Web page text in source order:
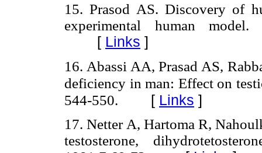
15. Prasod AS. Discovery of
experimental human
[ Links ]
16. Abassi AA, Prasad AS,
deficiency in man: Effect on
544-550. [ Links ]
17. Netter A, Hartoma R,
testosterone,